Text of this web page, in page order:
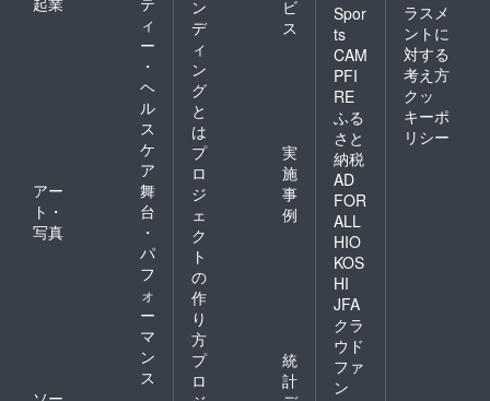
れてい
ます。
※ご注文
状況、
使用部
材の供
給状
況、製
ィ
ー
・
ヘ
ル
ス
ケ
ア
アー
ト・
写真
舞
台
・
パ
フ
ォ
ー
マ
ン
ス
ン
デ
ィ
ン
グ
と
は
ビ
ス
プ
ロ
ジ
ェ
ク
ト
の
作
り
方
実
施
事
例
プ
ロ
統
計
Spor
ts
CAM
PFI
RE
ふる
さと
納税
AD
FOR
ALL
HIO
KOS
HI
JFA
クラ
ウド
ファ
ン
ラスメ
ントに
対する
考え方
クッ
キーポ
リシー